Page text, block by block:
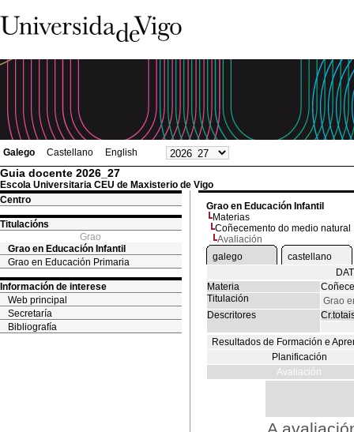
Galego Castellano English
Guia docente 2026_27
Escola Universitaria CEU de Maxisterio de Vigo
Centro
Titulacións
Grao
Grao en Educación Infantil
Grao en Educación Primaria
Información de interese
Web principal
Secretaría
Bibliografía
Grao en Educación Infantil
Materias
Coñecemento do medio natural
Avaliación
galego
castellano
Materia
Titulación
Grao
Descritores
Resultados de Formación e
Planificación
Avaliación